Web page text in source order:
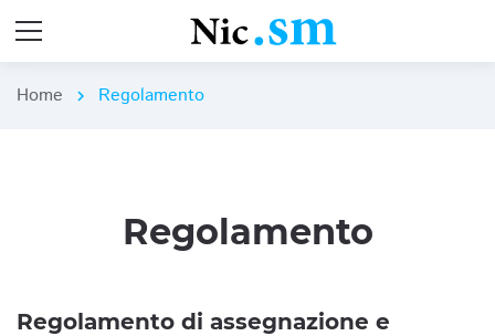
Home chevron_right Regolamento
Regolamento
Regolamento di assegnazione e